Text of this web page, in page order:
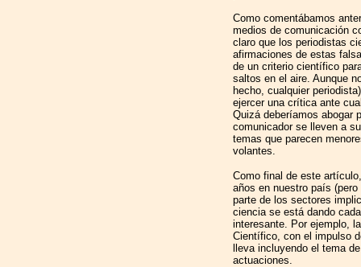
Como comentábamos
medios de comunicación
claro que los periodistas
afirmaciones de estas
de un criterio científico
saltos en el aire. Aunque
hecho, cualquier
ejercer una crítica ante
Quizá deberíamos abogar
comunicador se lleven a
temas que parecen
volantes.
Como final de este
años en nuestro país
parte de los sectores
ciencia se está dando
interesante. Por ejemplo,
Científico, con el impulso
lleva incluyendo el tema
actuaciones.